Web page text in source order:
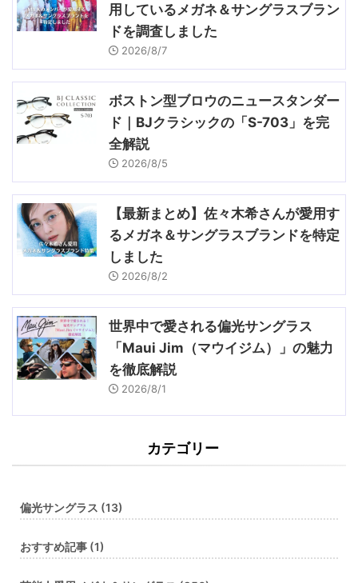
用しているメガネ＆サングラスブラン
ドを調査しました
2026/8/7
ボストン型ブロウのニュースタンダー
ド｜BJクラシックの「S-703」を完
全解説
2026/8/5
【最新まとめ】佐々木希さんが愛用す
るメガネ＆サングラスブランドを特定
しました
2026/8/2
世界中で愛される偏光サングラス
「Maui Jim（マウイジム）」の魅力
を徹底解説
2026/8/1
カテゴリー
偏光サングラス (13)
おすすめ記事 (1)